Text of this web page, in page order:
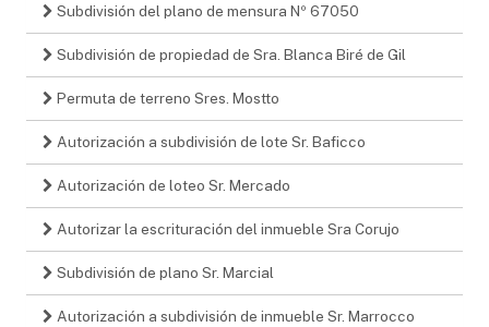
Subdivisión del plano de mensura Nº 67050
Subdivisión de propiedad de Sra. Blanca Biré de Gil
Permuta de terreno Sres. Mostto
Autorización a subdivisión de lote Sr. Baficco
Autorización de loteo Sr. Mercado
Autorizar la escrituración del inmueble Sra Corujo
Subdivisión de plano Sr. Marcial
Autorización a subdivisión de inmueble Sr. Marrocco